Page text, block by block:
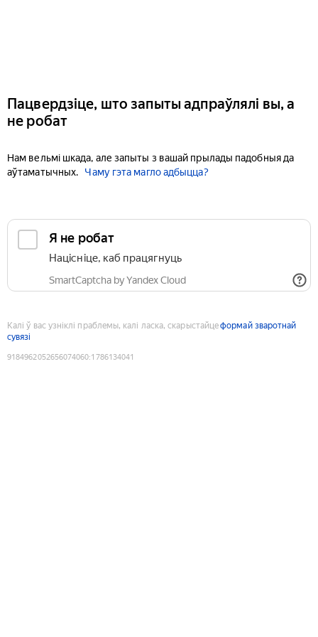
Пацвердзіце, што запыты адпраўлялі вы, а
не робат
Нам вельмі шкада, але запыты з вашай прылады падобныя да
аўтаматычных.
Чаму гэта магло адбыцца?
Я не робат
Націсніце, каб працягнуць
SmartCaptcha by Yandex Cloud
Калі ў вас узніклі праблемы, калі ласка, скарыстайцеформай зваротнай
сувязі
9184962052656074060:1786134041